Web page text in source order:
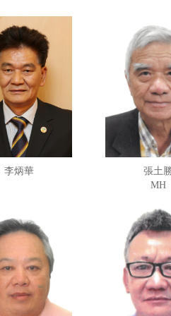
李炳華
張土
MH